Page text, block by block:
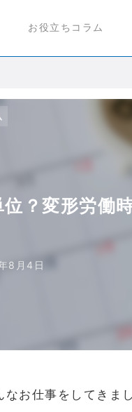
お役立ちコラム
？変形労働
8月4日
お仕事をしてきま